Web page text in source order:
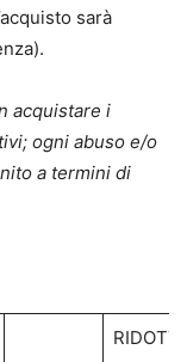
sarà
acquistare i
ogni abuso e/o
a termini di